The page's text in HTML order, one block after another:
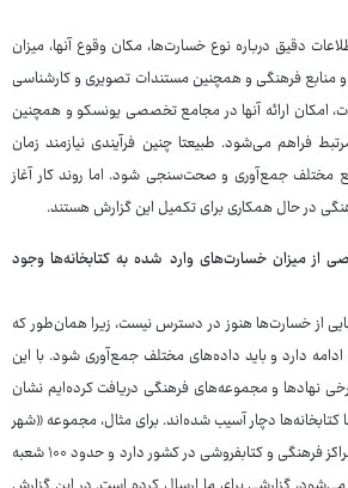
دقیق درباره نوع خسارت‌ها، مکان وقوع آنها، میزان
منابع فرهنگی و همچنین مستندات تصویری و کارشناسی
امکان ارائه آنها در مجامع تخصصی یونسکو و همچنین
فراهم می‌شود. طبیعتا چنین فرآیندی نیازمند زمان
مختلف جمع‌آوری و صحت‌سنجی شود. اما روند کار آغاز
در حال همکاری برای تکمیل این گزارش هستند.
از میزان خسارت‌های وارد شده به کتابخانه‌ها وجود
از خسارت‌ها هنوز در دسترس نیست، زیرا همان‌طور که
ادامه دارد و باید داده‌های مختلف جمع‌آوری شود. با این
نهادها و مجموعه‌های فرهنگی دریافت کرده‌ایم نشان
دچار آسیب شده‌اند. برای مثال، مجموعه «شهر
کتاب» که شبکه‌ای گسترده از مراکز فرهنگی و کتابفروشی در کشور دارد و حدود ۱۰۰ شعبه